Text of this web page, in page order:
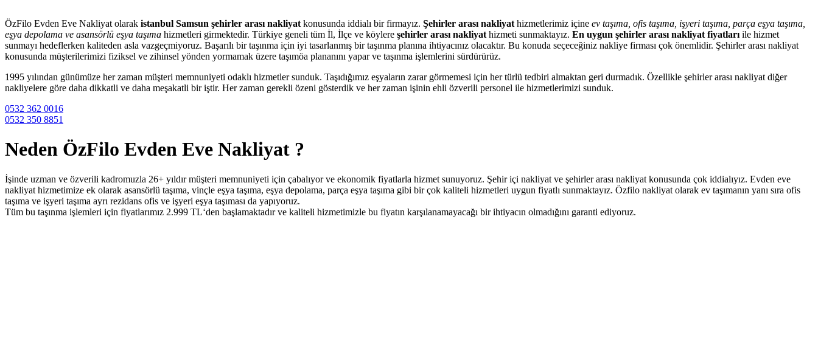
ÖzFilo Evden Eve Nakliyat olarak istanbul Samsun şehirler arası nakliyat konusunda iddialı bir firmayız. Şehirler arası nakliyat hizmetlerimiz içine ev taşıma, ofis taşıma, işyeri taşıma, parça eşya taşıma,
eşya depolama ve asansörlü eşya taşıma hizmetleri girmektedir. Türkiye geneli tüm İl, İlçe ve köylere şehirler arası nakliyat hizmeti sunmaktayız. En uygun şehirler arası nakliyat fiyatları ile hizmet
sunmayı hedeflerken kaliteden asla vazgeçmiyoruz. Başarılı bir taşınma için iyi tasarlanmış bir taşınma planına ihtiyacınız olacaktır. Bu konuda seçeceğiniz nakliye firması çok önemlidir. Şehirler arası nakliyat
konusunda müşterilerimizi fiziksel ve zihinsel yönden yormamak üzere taşımöa plananını yapar ve taşınma işlemlerini sürdürürüz.
1995 yılından günümüze her zaman müşteri memnuniyeti odaklı hizmetler sunduk. Taşıdığımız eşyaların zarar görmemesi için her türlü tedbiri almaktan geri durmadık. Özellikle şehirler arası nakliyat diğer
nakliyelere göre daha dikkatli ve daha meşakatli bir iştir. Her zaman gerekli özeni gösterdik ve her zaman işinin ehli özverili personel ile hizmetlerimizi sunduk.
0532 362 0016
0532 350 8851
Neden ÖzFilo Evden Eve Nakliyat ?
İşinde uzman ve özverili kadromuzla 26+ yıldır müşteri memnuniyeti için çabalıyor ve ekonomik fiyatlarla hizmet sunuyoruz. Şehir içi nakliyat ve şehirler arası nakliyat konusunda çok iddialıyız. Evden eve
nakliyat hizmetimize ek olarak asansörlü taşıma, vinçle eşya taşıma, eşya depolama, parça eşya taşıma gibi bir çok kaliteli hizmetleri uygun fiyatlı sunmaktayız. Özfilo nakliyat olarak ev taşımanın yanı sıra ofis
taşıma ve işyeri taşıma ayrı rezidans ofis ve işyeri eşya taşıması da yapıyoruz.
Tüm bu taşınma işlemleri için fiyatlarımız 2.999 TL‘den başlamaktadır ve kaliteli hizmetimizle bu fiyatın karşılanamayacağı bir ihtiyacın olmadığını garanti ediyoruz.